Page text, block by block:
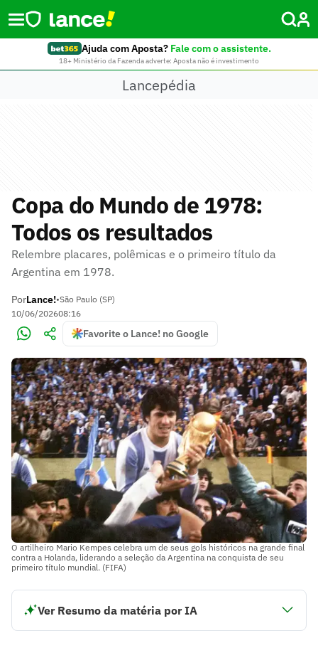
Ajuda com Aposta? Fale com o assistente.
18+ Ministério da Fazenda adverte: Aposta não é investimento
Lancepédia
Copa do Mundo de 1978:
Todos os resultados
Relembre placares, polêmicas e o primeiro título da
Argentina em 1978.
PorLance!•São Paulo (SP)
10/06/202608:16
Favorite o Lance! no Google
O artilheiro Mario Kempes celebra um de seus gols históricos na grande final
contra a Holanda, liderando a seleção da Argentina na conquista de seu
primeiro título mundial. (FIFA)
Ver Resumo da matéria por IA